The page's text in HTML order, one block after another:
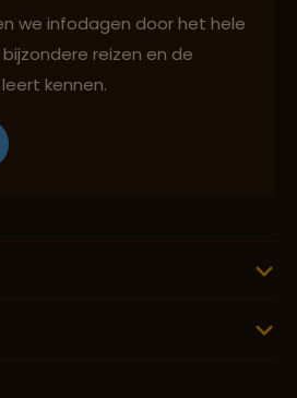
we infodagen door het hele
reizen en de
kennen.